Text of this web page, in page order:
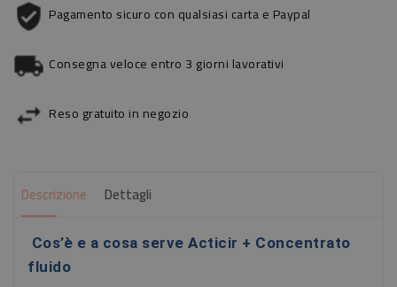
Pagamento sicuro con qualsiasi carta e Paypal
Consegna veloce entro 3 giorni lavorativi
Reso gratuito in negozio
Descrizione Dettagli
Cos’è e a cosa serve Acticir + Concentrato
fluido